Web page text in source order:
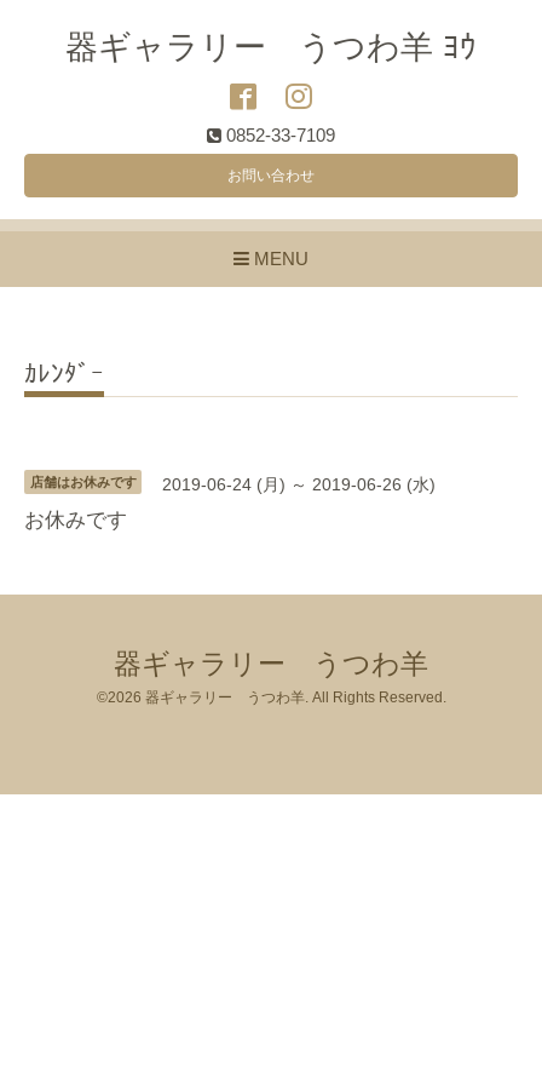
器ギャラリー うつわ羊 ﾖｳ
0852-33-7109
お問い合わせ
MENU
ｶﾚﾝﾀﾞｰ
店舗はお休みです 2019-06-24 (月) ～ 2019-06-26 (水)
お休みです
器ギャラリー うつわ羊
©2026 器ギャラリー うつわ羊. All Rights Reserved.